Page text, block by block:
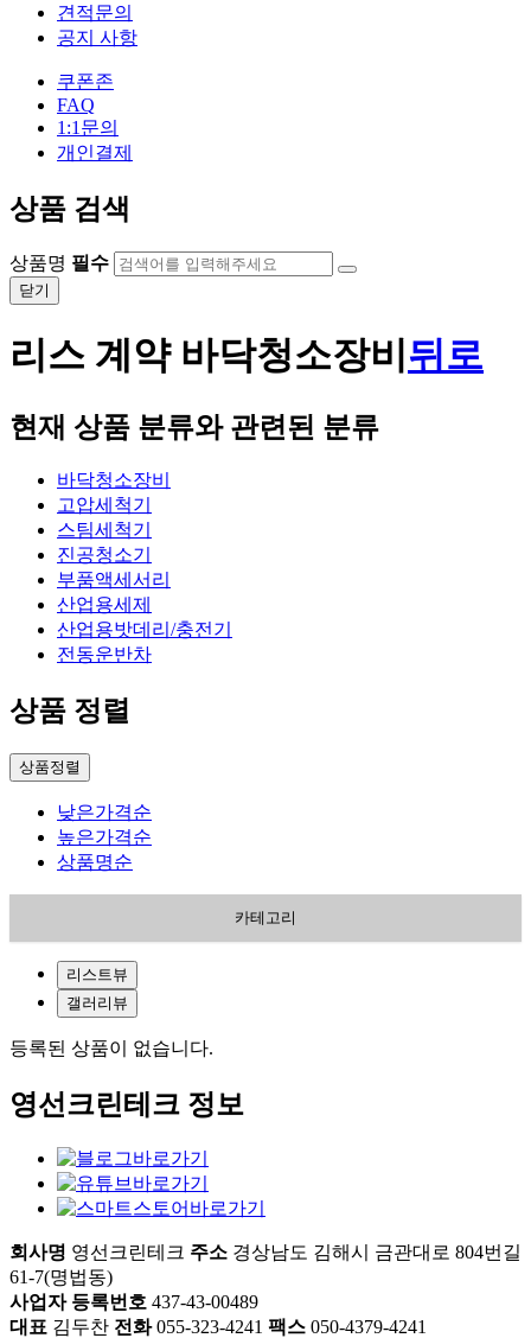
견적문의
공지 사항
쿠폰존
FAQ
1:1문의
개인결제
상품 검색
상품명 필수
닫기
리스 계약 바닥청소장비뒤로
현재 상품 분류와 관련된 분류
바닥청소장비
고압세척기
스팀세척기
진공청소기
부품액세서리
산업용세제
산업용밧데리/충전기
전동운반차
상품 정렬
상품정렬
낮은가격순
높은가격순
상품명순
카테고리
리스트뷰
갤러리뷰
등록된 상품이 없습니다.
영선크린테크 정보
회사명 영선크린테크 주소 경상남도 김해시 금관대로 804번길
61-7(명법동)
사업자 등록번호 437-43-00489
대표 김두찬 전화055-323-4241 팩스 050-4379-4241